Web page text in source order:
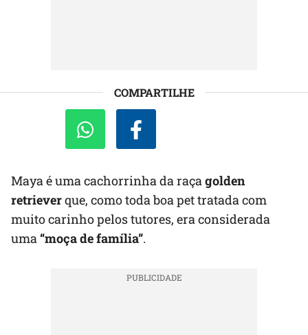
COMPARTILHE
Maya é uma cachorrinha da raçagolden
retrieverque, como toda boa pet tratada com
muito carinho pelos tutores, era considerada
uma“moça de família”.